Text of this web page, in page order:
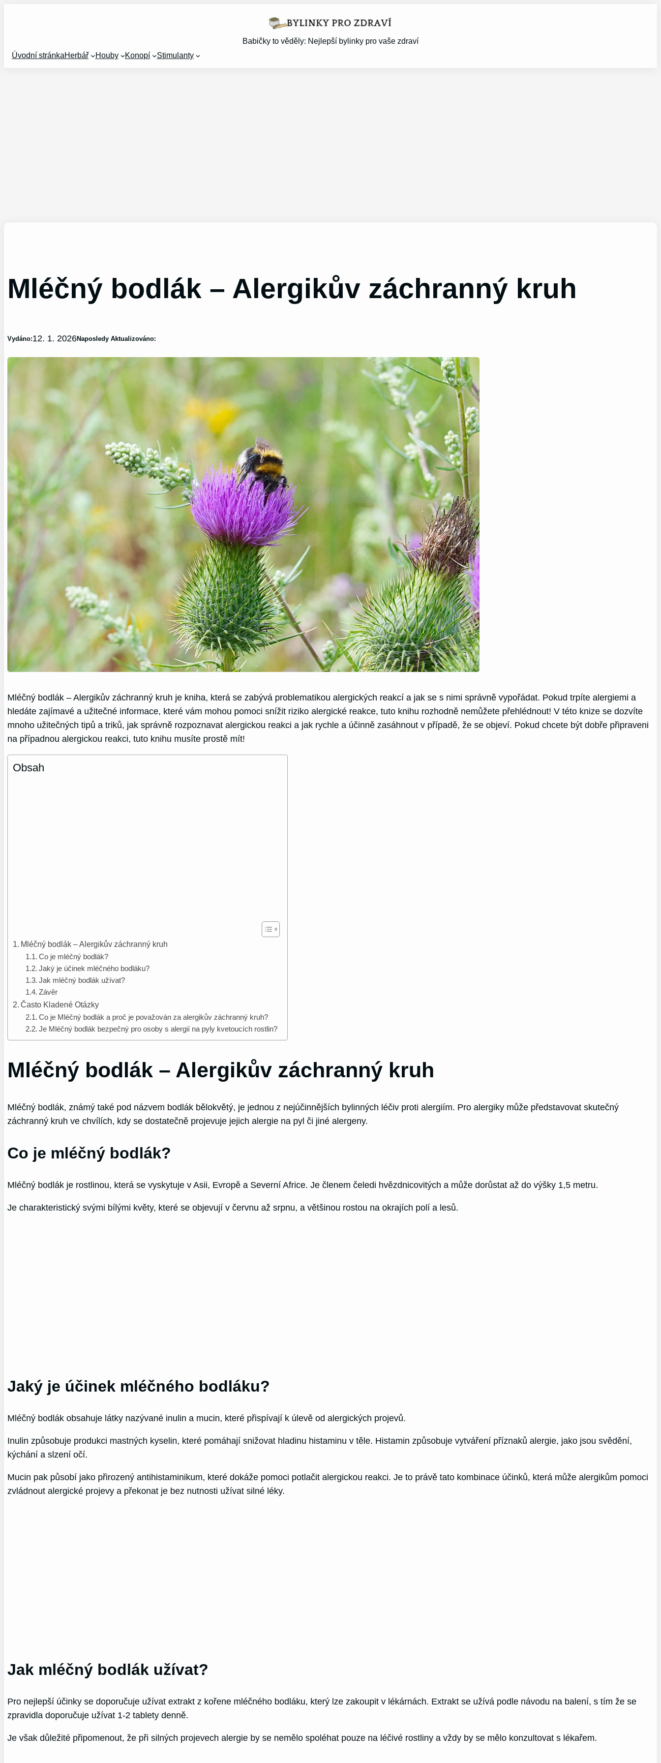
Babičky to věděly: Nejlepší bylinky pro vaše zdraví
Úvodní stránkaHerbář Houby Konopí Stimulanty
Mléčný bodlák – Alergikův záchranný kruh
Vydáno:12. 1. 2026Naposledy Aktualizováno:
Mléčný bodlák – Alergikův záchranný kruh je kniha, která se zabývá problematikou alergických reakcí a jak se s nimi správně vypořádat. Pokud trpíte alergiemi a
hledáte zajímavé a užitečné informace, které vám mohou pomoci snížit riziko alergické reakce, tuto knihu rozhodně nemůžete přehlédnout! V této knize se dozvíte
mnoho užitečných tipů a triků, jak správně rozpoznavat alergickou reakci a jak rychle a účinně zasáhnout v případě, že se objeví. Pokud chcete být dobře připraveni
na případnou alergickou reakci, tuto knihu musíte prostě mít!
Obsah
Mléčný bodlák – Alergikův záchranný kruh
Co je mléčný bodlák?
Jaký je účinek mléčného bodláku?
Jak mléčný bodlák užívat?
Závěr
Často Kladené Otázky
Co je Mléčný bodlák a proč je považován za alergikův záchranný kruh?
Je Mléčný bodlák bezpečný pro osoby s alergií na pyly kvetoucích rostlin?
Mléčný bodlák – Alergikův záchranný kruh
Mléčný bodlák, známý také pod názvem bodlák bělokvětý, je jednou z nejúčinnějších bylinných léčiv proti alergiím. Pro alergiky může představovat skutečný
záchranný kruh ve chvílích, kdy se dostatečně projevuje jejich alergie na pyl či jiné alergeny.
Co je mléčný bodlák?
Mléčný bodlák je rostlinou, která se vyskytuje v Asii, Evropě a Severní Africe. Je členem čeledi hvězdnicovitých a může dorůstat až do výšky 1,5 metru.
Je charakteristický svými bílými květy, které se objevují v červnu až srpnu, a většinou rostou na okrajích polí a lesů.
Jaký je účinek mléčného bodláku?
Mléčný bodlák obsahuje látky nazývané inulin a mucin, které přispívají k úlevě od alergických projevů.
Inulin způsobuje produkci mastných kyselin, které pomáhají snižovat hladinu histaminu v těle. Histamin způsobuje vytváření příznaků alergie, jako jsou svědění,
kýchání a slzení očí.
Mucin pak působí jako přirozený antihistaminikum, které dokáže pomoci potlačit alergickou reakci. Je to právě tato kombinace účinků, která může alergikům pomoci
zvládnout alergické projevy a překonat je bez nutnosti užívat silné léky.
Jak mléčný bodlák užívat?
Pro nejlepší účinky se doporučuje užívat extrakt z kořene mléčného bodláku, který lze zakoupit v lékárnách. Extrakt se užívá podle návodu na balení, s tím že se
zpravidla doporučuje užívat 1-2 tablety denně.
Je však důležité připomenout, že při silných projevech alergie by se nemělo spoléhat pouze na léčivé rostliny a vždy by se mělo konzultovat s lékařem.